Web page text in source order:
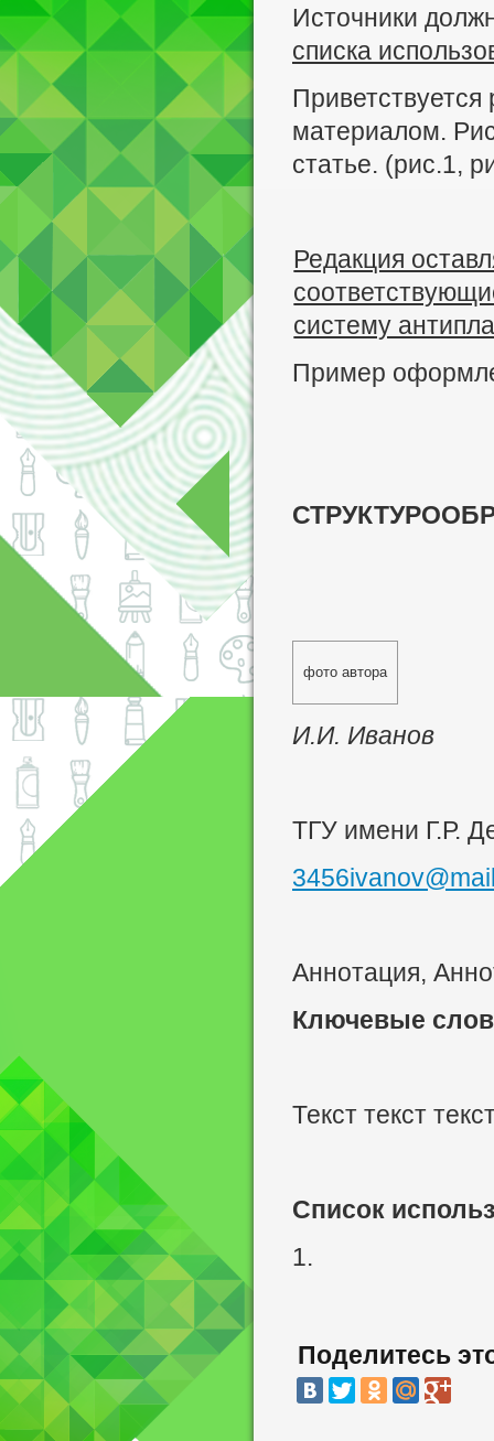
Источники
списка
материалом.
статье. (рис.1,
Редакция
систему
Пример
фото автора
И.И. Иванов
ТГУ имени Г.Р.
Аннотация,
Ключевые
Текст текст
Список
1.
Поделитесь